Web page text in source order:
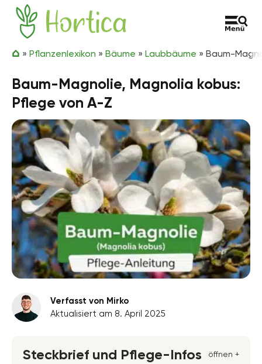
Zum Inhalt springen
Hortica
» Pflanzenlexikon » Bäume » Laubbäume » Baum-
Baum-Magnolie, Magnolia kobus:
Pflege von A-Z
Verfasst von Mirko
Aktualisiert am 8. April 2025
Steckbrief und Pflege-Infos öffnen +